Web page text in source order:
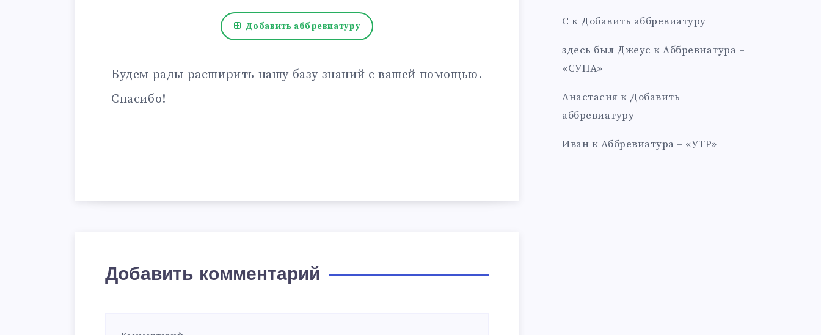
Добавить аббревиатуру
Будем рады расширить нашу базу знаний с вашей помощью.
Спасибо!
Добавить комментарий
С к Добавить аббревиатуру
здесь был Джеус к Аббревиатура –
«СУПА»
Анастасия к Добавить
аббревиатуру
Иван к Аббревиатура – «УТР»